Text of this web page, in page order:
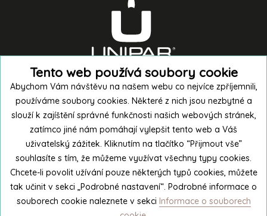
Nakoupit v e-shopu
Exkurze do výroby
Tento web používá soubory cookie
Abychom Vám návštěvu na našem webu co nejvíce zpříjemnili,
používáme soubory cookies. Některé z nich jsou nezbytné a
slouží k zajíštění správné funkčnosti našich webových stránek,
zatímco jiné nám pomáhají vylepšit tento web a Váš
uživatelský zážitek. Kliknutím na tlačítko “Přijmout vše”
souhlasíte s tím, že můžeme využívat všechny typy cookies.
Chcete-li povolit užívání pouze některých typů cookies, můžete
tak učinit v sekci „Podrobné nastavení“. Podrobné informace o
souborech cookie naleznete v sekci Informace o souborech